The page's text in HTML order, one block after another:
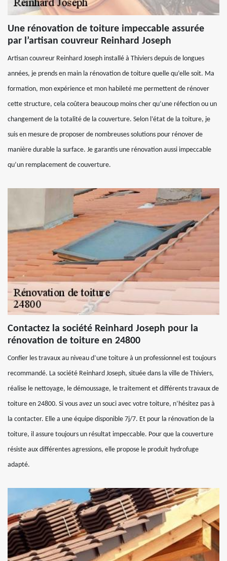
Une rénovation de toiture impeccable assurée
par l’artisan couvreur Reinhard Joseph
Artisan couvreur Reinhard Joseph installé à Thiviers depuis de longues
années, je prends en main la rénovation de toiture quelle qu’elle soit. Ma
formation, mon expérience et mon habileté me permettent de rénover
cette structure, cela coûtera beaucoup moins cher qu’une réfection ou un
changement de la totalité de la couverture. Selon l’état de la toiture, je
suis en mesure de proposer de nombreuses solutions pour rénover de
manière durable la surface. Je garantis une rénovation aussi impeccable
qu’un remplacement de couverture.
Contactez la société Reinhard Joseph pour la
rénovation de toiture en 24800
Confier les travaux au niveau d’une toiture à un professionnel est toujours
recommandé. La société Reinhard Joseph, située dans la ville de Thiviers,
réalise le nettoyage, le démoussage, le traitement et différents travaux de
toiture en 24800. Si vous avez un souci avec votre toiture, n’hésitez pas à
la contacter. Elle a une équipe disponible 7j/7. Et pour la rénovation de la
toiture, il assure toujours un résultat impeccable. Pour que la couverture
résiste aux différentes agressions, elle propose le produit hydrofuge
adapté.